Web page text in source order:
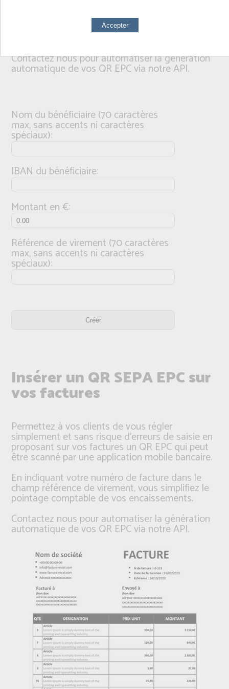
seuls certains pays européens de la zone SEPA
proposent ce service : Allemagne, Autriche,
Contactez nous pour automatiser la génération
automatique de vos QR EPC via notre API.
Nom du bénéficiaire (70 caractères
max, sans accents ni caractères
spéciaux):
IBAN du bénéficiaire:
Montant en €:
Référence de virement (70 caractères
max, sans accents ni caractères
spéciaux):
Insérer un QR SEPA EPC sur
vos factures
Permettez à vos clients de vous régler
simplement et sans risque d'erreurs de saisie en
proposant sur vos factures un QR EPC qui peut
être scanné par une application mobile bancaire.
En indiquant votre numéro de facture dans le
champ référence de virement, vous simplifiez le
pointage comptable de vos encaissements.
Contactez nous pour automatiser la génération
automatique de vos QR EPC via notre API.